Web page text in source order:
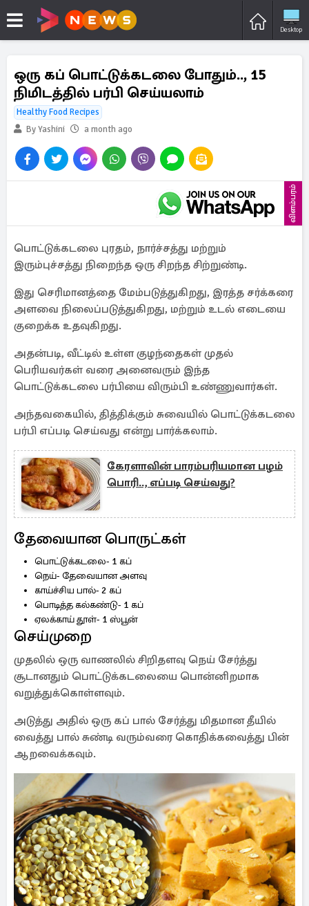
Desktop
ஒரு கப் பொட்டுக்கடலை போதும்.., 15
நிமிடத்தில் பர்பி செய்யலாம்
Healthy Food Recipes
By Yashini
a month ago
விளம்பரம்
பொட்டுக்கடலை புரதம், நார்ச்சத்து மற்றும்
இரும்புச்சத்து நிறைந்த ஒரு சிறந்த சிற்றுண்டி.
இது செரிமானத்தை மேம்படுத்துகிறது, இரத்த சர்க்கரை
அளவை நிலைப்படுத்துகிறது, மற்றும் உடல் எடையை
குறைக்க உதவுகிறது.
அதன்படி, வீட்டில் உள்ள குழந்தைகள் முதல்
பெரியவர்கள் வரை அனைவரும் இந்த
பொட்டுக்கடலை பர்பியை விரும்பி உண்ணுவார்கள்.
அந்தவகையில், தித்திக்கும் சுவையில் பொட்டுக்கடலை
பர்பி எப்படி செய்வது என்று பார்க்கலாம்.
கேரளாவின் பாரம்பரியமான பழம்
பொரி.., எப்படி செய்வது?
தேவையான பொருட்கள்
பொட்டுக்கடலை- 1 கப்
நெய்- தேவையான அளவு
காய்ச்சிய பால்- 2 கப்
பொடித்த கல்கண்டு- 1 கப்
ஏலக்காய் தூள்- 1 ஸ்பூன்
செய்முறை
முதலில் ஒரு வாணலில் சிறிதளவு நெய் சேர்த்து
சூடானதும் பொட்டுக்கடலையை பொன்னிறமாக
வறுத்துக்கொள்ளவும்.
அடுத்து அதில் ஒரு கப் பால் சேர்த்து மிதமான தீயில்
வைத்து பால் சுண்டி வரும்வரை கொதிக்கவைத்து பின்
ஆறவைக்கவும்.